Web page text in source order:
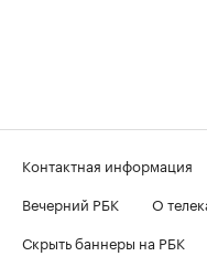
Контактная информация
Вечерний РБК
О
Скрыть баннеры на РБК